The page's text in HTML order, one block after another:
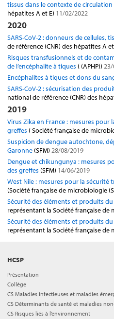
tissus dans le contexte de
hépatites A et E) 11/02/2022
2020
SARS-CoV-2 : donneurs de cellules,
de référence (CNR) des hépatites A et
Risques transfusionnels et de
de l’encéphalite à tiques ( (APHP))
Encéphalites à tiques et dons du
SARS-CoV-2 : sécurisation des
national de référence (CNR) des
2019
Virus Zika en France : mesures pour
greffes ( Société française de
Suspicion de dengue autochtone,
Garonne (SFM) 28/08/2019
Dengue et chikungunya : mesures
des greffes (SFM) 14/06/2019
West Nile : mesures pour la sécurité
(Société française de microbiologie
Sécurité des éléments et produits
représentant la Société française de
Sécurité des éléments et produits
représentant la Société française de
HCSP
Présentation
Collège
CS Maladies infectieuses et maladies
CS Déterminants de santé et maladies
CS Risques liés à l’environnement